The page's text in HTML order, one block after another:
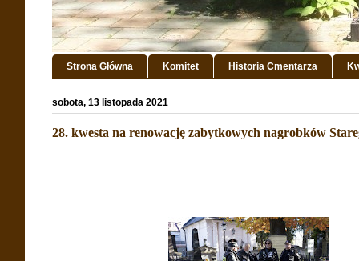
Strona Główna Komitet Historia Cmentarza
sobota, 13 listopada 2021
28. kwesta na renowację zabytkowych nagrobków